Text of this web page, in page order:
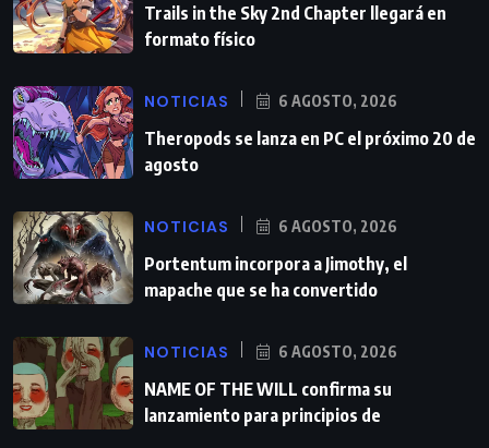
Trails in the Sky 2nd Chapter llegará en
formato físico
NOTICIAS 6 AGOSTO, 2026
Theropods se lanza en PC el próximo 20 de
agosto
NOTICIAS 6 AGOSTO, 2026
Portentum incorpora a Jimothy, el
mapache que se ha convertido
NOTICIAS 6 AGOSTO, 2026
NAME OF THE WILL confirma su
lanzamiento para principios de